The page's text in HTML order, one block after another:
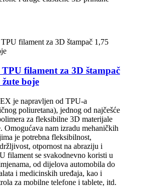
filament za 3D štampač
boje
je napravljen od TPU-a
poliuretana), jednog od najčešće
za fleksibilne 3D materijale
Omogućava nam izradu mehaničkih
je potrebna fleksibilnost,
otpornost na abraziju i
filament se svakodnevno koristi u
od dijelova automobila do
i medicinskih uređaja, kao i
za mobilne telefone i tablete, itd.